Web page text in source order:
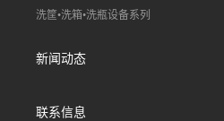
洗筐•洗箱•洗瓶设备系列
新闻动态
联系信息